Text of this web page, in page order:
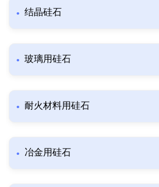
结晶硅石
玻璃用硅石
耐火材料用硅石
冶金用硅石